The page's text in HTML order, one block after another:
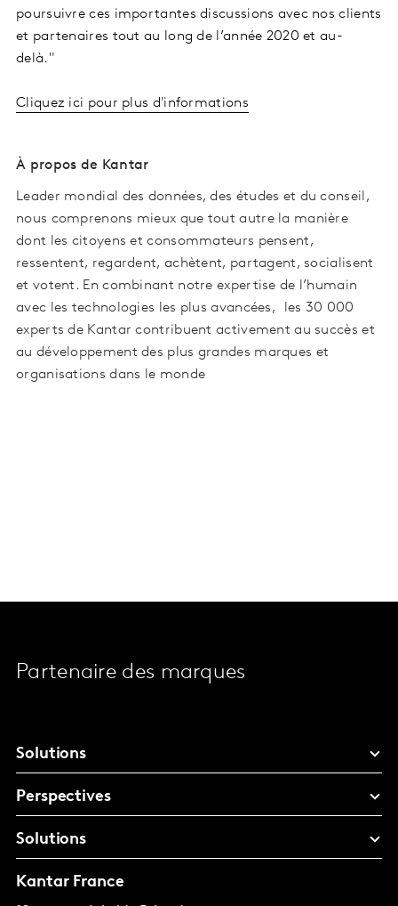
poursuivre ces importantes discussions avec nos clients
et partenaires tout au long de l’année 2020 et au-
delà."
Cliquez ici pour plus d'informations
À propos de Kantar
Leader mondial des données, des études et du conseil,
nous comprenons mieux que tout autre la manière
dont les citoyens et consommateurs pensent,
ressentent, regardent, achètent, partagent, socialisent
et votent. En combinant notre expertise de l’humain
avec les technologies les plus avancées, les 30 000
experts de Kantar contribuent activement au succès et
au développement des plus grandes marques et
organisations dans le monde
Partenaire des marques
Solutions
Perspectives
Solutions
Kantar France